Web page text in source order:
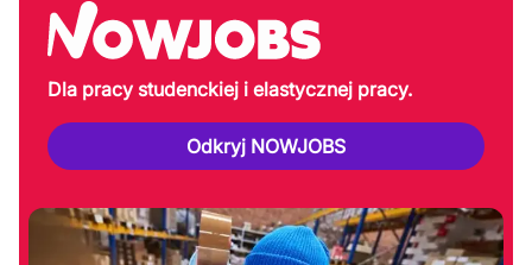
Dla pracy studenckiej i elastycznej pracy.
Odkryj NOWJOBS